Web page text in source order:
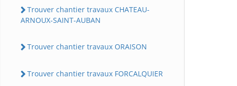
Trouver chantier travaux CHATEAU-
ARNOUX-SAINT-AUBAN
Trouver chantier travaux ORAISON
Trouver chantier travaux FORCALQUIER